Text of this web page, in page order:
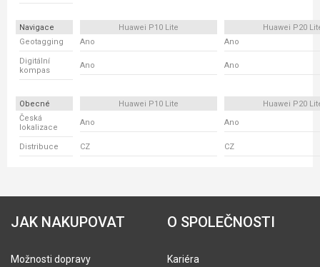
Navigace Huawei P10 Lite
Huawei P20
Geotagging
Ano Ano
Digitální
kompas
Ano Ano
Obecné Huawei P10 Lite
Huawei P20
Česká
lokalizace
Ano Ano
Distribuce CZ CZ
JAK NAKUPOVAT
Možnosti dopravy
O SPOLEČNOSTI
Kariéra